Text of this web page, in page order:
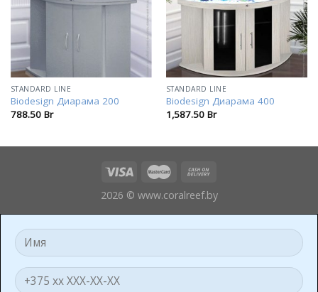
STANDARD LINE
Biodesign Диарама 200
788.50 Br
STANDARD LINE
Biodesign Диарама 400
1,587.50 Br
2026 © www.coralreef.by